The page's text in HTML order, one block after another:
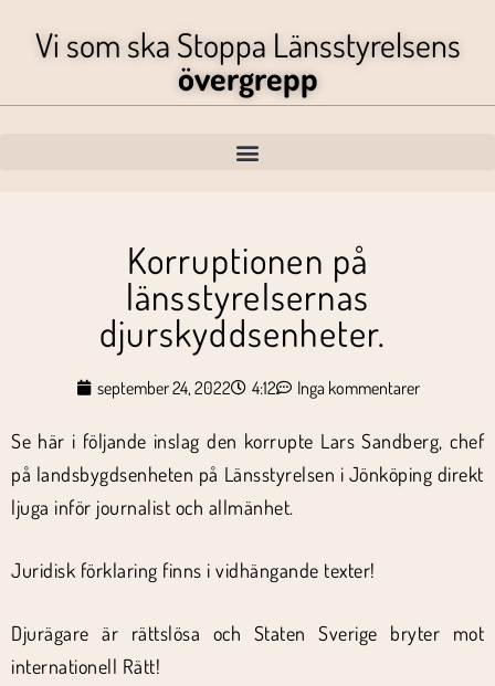
Vi som ska Stoppa Länsstyrelsens
övergrepp
Korruptionen på
länsstyrelsernas
djurskyddsenheter.
september 24, 2022 4:12 Inga kommentarer
Se här i följande inslag den korrupte Lars Sandberg, chef
på landsbygdsenheten på Länsstyrelsen i Jönköping direkt
ljuga inför journalist och allmänhet.
Juridisk förklaring finns i vidhängande texter!
Djurägare är rättslösa och Staten Sverige bryter mot
internationell Rätt!